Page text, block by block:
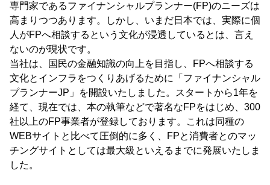
専門家であるファイナンシャルプランナー(FP)のニーズは
高まりつつあります。しかし、いまだ日本では、実際に個
人がFPへ相談するという文化が浸透しているとは、言え
ないのが現状です。
当社は、国民の金融知識の向上を目指し、FPへ相談する
文化とインフラをつくりあげるために「ファイナンシャル
プランナーJP」を開設いたしました。スタートから1年を
経て、現在では、本の執筆などで著名なFPをはじめ、300
社以上のFP事業者が登録しております。これは同種の
WEBサイトと比べて圧倒的に多く、FPと消費者とのマッ
チングサイトとしては最大級といえるまでに発展いたしま
した。